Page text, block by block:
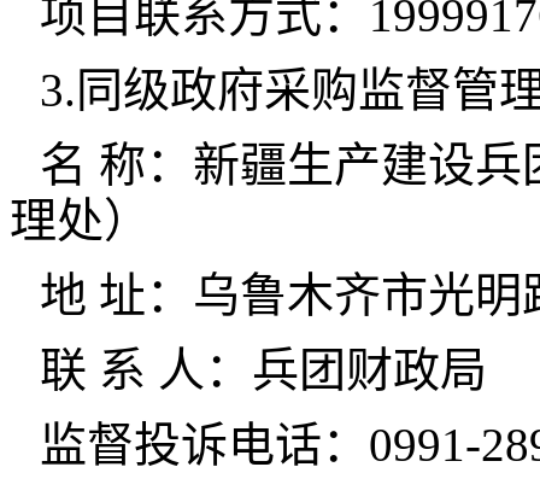
项目联系方式：
3.同级政府采购监督管
名 称：新疆生产建设
理处）
地 址：乌鲁木齐市光明
联 系 人：兵团财政局
监督投诉电话：0991-